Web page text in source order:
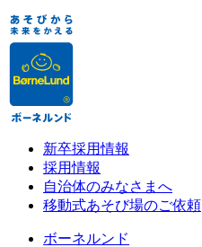
新卒採用情報
採用情報
自治体のみなさまへ
移動式あそび場のご依頼
ボーネルンド